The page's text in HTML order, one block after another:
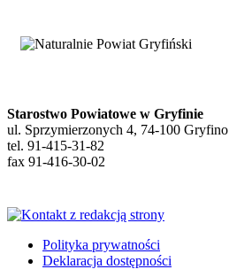
Starostwo Powiatowe w Gryfinie
ul. Sprzymierzonych 4, 74-100 Gryfino
tel. 91-415-31-82
fax 91-416-30-02
Polityka prywatności
Deklaracja dostępności